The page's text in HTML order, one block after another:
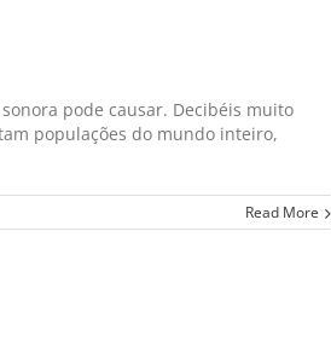
pode causar. Decibéis muito
populações do mundo inteiro,
Read More